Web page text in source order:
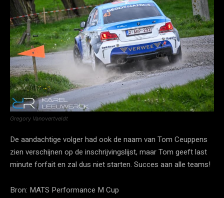
Gregory Vanovertveldt
De aandachtige volger had ook de naam van Tom Ceuppens
zien verschijnen op de inschrijvingslijst, maar Tom geeft last
minute forfait en zal dus niet starten. Succes aan alle teams!
Bron: MATS Performance M Cup